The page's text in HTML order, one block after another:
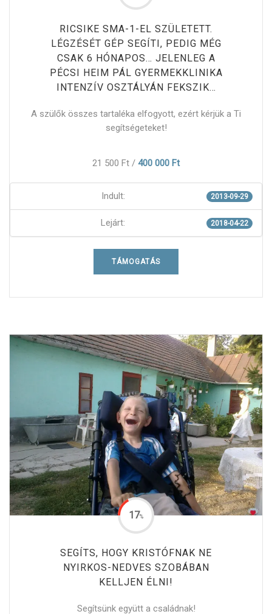
RICSIKE SMA-1-EL SZÜLETETT.
LÉGZÉSÉT GÉP SEGÍTI, PEDIG MÉG
CSAK 6 HÓNAPOS… JELENLEG A
PÉCSI HEIM PÁL GYERMEKKLINIKA
INTENZÍV OSZTÁLYÁN FEKSZIK…
A szülők összes tartaléka elfogyott, ezért kérjük a Ti
segítségeteket!
21 500 Ft / 400 000 Ft
Indult: 2013-09-29
Lejárt: 2018-04-22
TÁMOGATÁS
SEGÍTS, HOGY KRISTÓFNAK NE
NYIRKOS-NEDVES SZOBÁBAN
KELLJEN ÉLNI!
Segítsünk együtt a családnak!
17%